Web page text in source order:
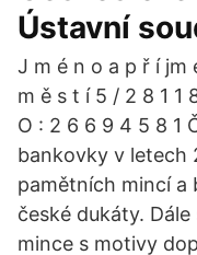
Ústavní
J m é n o a p ř í jm
m ě s t í 5 / 2 8 1 1
O : 2 6 6 9 4 5 8 1
bankovky v letech
pamětních mincí a
české dukáty.
mince s motivy